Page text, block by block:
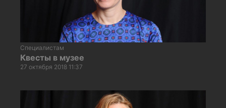
Специалистам
Квесты в музее
27 октября 2018 11:37